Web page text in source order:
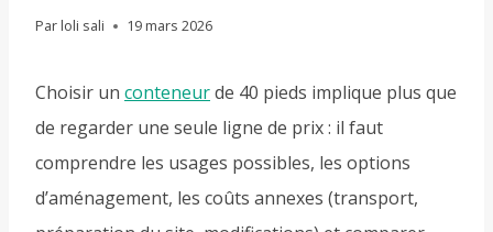
Parloli sali 19 mars 2026
Choisir un conteneurde 40 pieds implique plus que
de regarder une seule ligne de prix : il faut
comprendre les usages possibles, les options
d’aménagement, les coûts annexes (transport,